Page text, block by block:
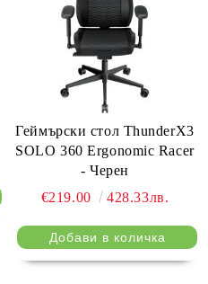
Геймърски стол ThunderX3
SOLO 360 Ergonomic Racer
- Черен
€219.00
428.33лв.